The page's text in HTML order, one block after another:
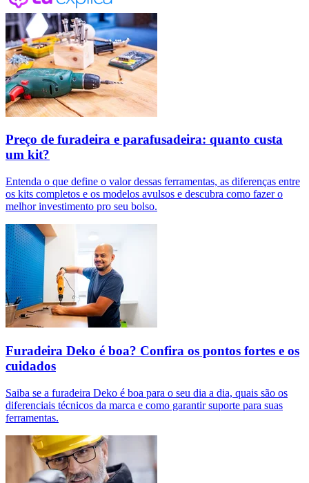
Preço de furadeira e parafusadeira: quanto custa
um kit?
Entenda o que define o valor dessas ferramentas, as diferenças entre
os kits completos e os modelos avulsos e descubra como fazer o
melhor investimento pro seu bolso.
Furadeira Deko é boa? Confira os pontos fortes e os
cuidados
Saiba se a furadeira Deko é boa para o seu dia a dia, quais são os
diferenciais técnicos da marca e como garantir suporte para suas
ferramentas.